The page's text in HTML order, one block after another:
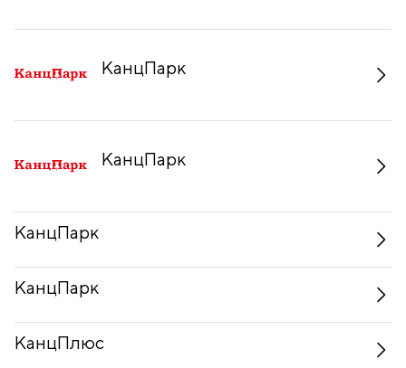
КанцПарк
КанцПарк
КанцПарк
КанцПарк
КанцПлюс